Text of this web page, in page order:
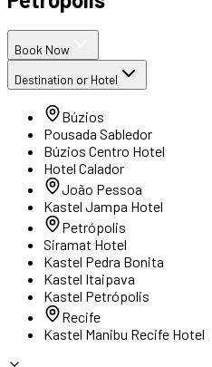
Book Now
Destination or Hotel
Búzios
Pousada Sabledor
Búzios Centro Hotel
Hotel Calador
João Pessoa
Kastel Jampa Hotel
Petrópolis
Siramat Hotel
Kastel Pedra Bonita
Kastel Itaipava
Kastel Petrópolis
Recife
Kastel Manibu Recife Hotel